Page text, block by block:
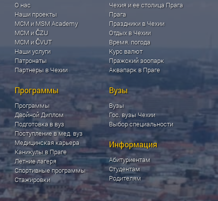
О нас
Наши проекты
МСМ и MSM Academy
МСМ и ČZU
МСМ и ČVUT
Наши услуги
Патронаты
Партнеры в Чехии
Чехия и ее столица Прага
Прага
Праздники в Чехии
Отдых в Чехии
Время. погода
Курс валют
Пражский зоопарк
Аквапарк в Праге
Программы
Программы
Двойной Диплом
Подготовка в вуз
Поступление в мед. вуз
Медицинская карьера
Каникулы в Праге
Летние лагеря
Спортивные программы
Стажировки
Вузы
Вузы
Гос. вузы Чехии
Выбор специальности
Информация
Абитуриентам
Студентам
Родителям